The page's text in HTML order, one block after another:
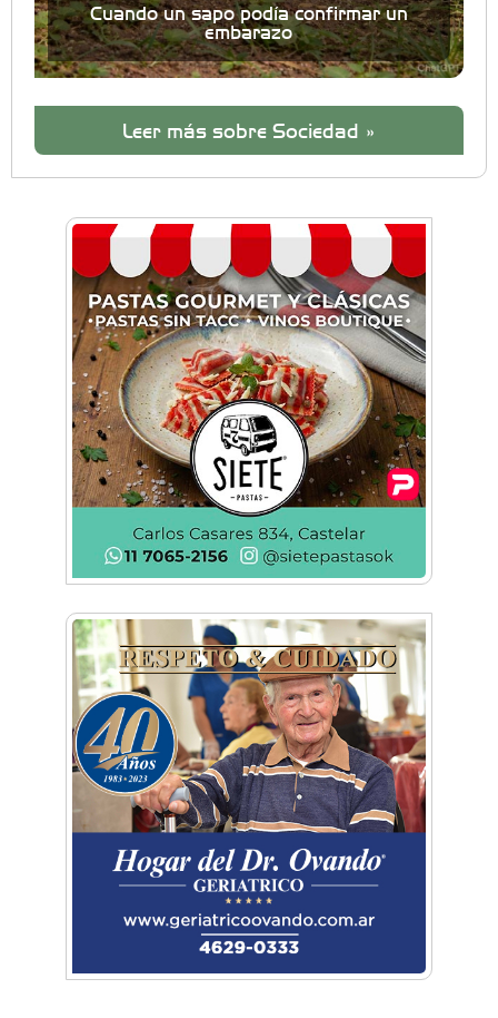
Cuando un sapo podía confirmar un
embarazo
Leer más sobre Sociedad »